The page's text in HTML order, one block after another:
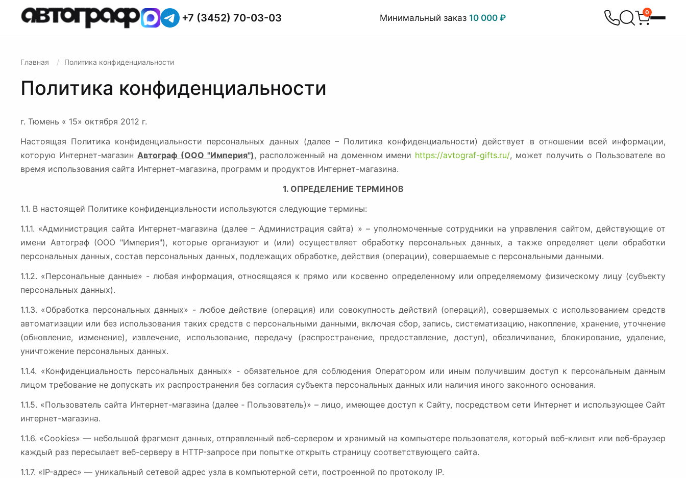
+7 (3452) 70-03-03 Минимальный заказ 10 000 ₽
0
Главная Политика конфиденциальности
Политика конфиденциальности
г. Тюмень « 15» октября 2012 г.
Настоящая Политика конфиденциальности персональных данных (далее – Политика конфиденциальности) действует в отношении всей информации,
которую Интернет-магазин Автограф (ООО "Империя"), расположенный на доменном имени https://avtograf-gifts.ru/, может получить о Пользователе во
время использования сайта Интернет-магазина, программ и продуктов Интернет-магазина.
1. ОПРЕДЕЛЕНИЕ ТЕРМИНОВ
1.1. В настоящей Политике конфиденциальности используются следующие термины:
1.1.1. «Администрация сайта Интернет-магазина (далее – Администрация сайта) » – уполномоченные сотрудники на управления сайтом, действующие от
имени Автограф (ООО "Империя"), которые организуют и (или) осуществляет обработку персональных данных, а также определяет цели обработки
персональных данных, состав персональных данных, подлежащих обработке, действия (операции), совершаемые с персональными данными.
1.1.2. «Персональные данные» - любая информация, относящаяся к прямо или косвенно определенному или определяемому физическому лицу (субъекту
персональных данных).
1.1.3. «Обработка персональных данных» - любое действие (операция) или совокупность действий (операций), совершаемых с использованием средств
автоматизации или без использования таких средств с персональными данными, включая сбор, запись, систематизацию, накопление, хранение, уточнение
(обновление, изменение), извлечение, использование, передачу (распространение, предоставление, доступ), обезличивание, блокирование, удаление,
уничтожение персональных данных.
1.1.4. «Конфиденциальность персональных данных» - обязательное для соблюдения Оператором или иным получившим доступ к персональным данным
лицом требование не допускать их распространения без согласия субъекта персональных данных или наличия иного законного основания.
1.1.5. «Пользователь сайта Интернет-магазина (далее ‑ Пользователь)» – лицо, имеющее доступ к Сайту, посредством сети Интернет и использующее Сайт
интернет-магазина.
1.1.6. «Cookies» — небольшой фрагмент данных, отправленный веб-сервером и хранимый на компьютере пользователя, который веб-клиент или веб-браузер
каждый раз пересылает веб-серверу в HTTP-запросе при попытке открыть страницу соответствующего сайта.
1.1.7. «IP-адрес» — уникальный сетевой адрес узла в компьютерной сети, построенной по протоколу IP.